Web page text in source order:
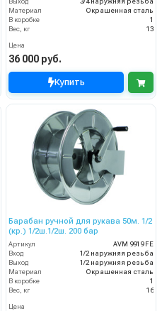
Выход
3/4 наружняя резьба
Материал
Окрашенная сталь
В коробке
1
Вес, кг
13
Цена
36 000 руб.
Купить
Барабан ручной для рукава 50м. 1/2
(кр.) 1/2ш.1/2ш. 200 бар
Артикул
AVM 9919 FE
Вход
1/2 наружняя резьба
Выход
1/2 наружняя резьба
Материал
Окрашенная сталь
В коробке
1
Вес, кг
16
Цена